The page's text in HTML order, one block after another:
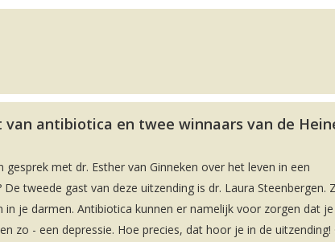
van antibiotica en twee winnaars van de
met dr. Esther van Ginneken over het leven in een
tweede gast van deze uitzending is dr. Laura Steenbergen.
je darmen. Antibiotica kunnen er namelijk voor zorgen dat je
zo - een depressie. Hoe precies, dat hoor je in de uitzending!